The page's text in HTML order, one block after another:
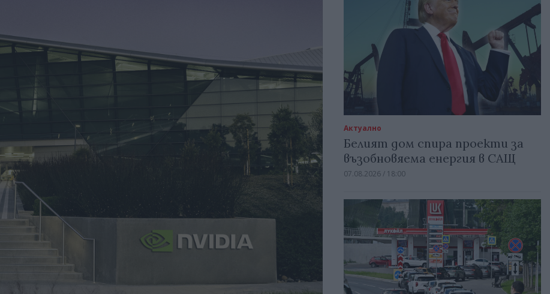
Актуално
Белият дом спира проекти за
възобновяема енергия в САЩ
07.08.2026 / 18:00